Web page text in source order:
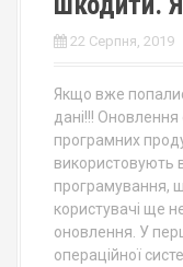
22 Серпня, 2019
Якщо вже
дані!!! Оновлення
програмних
використовують
програмування,
користувачі ще
оновлення. У
операційної